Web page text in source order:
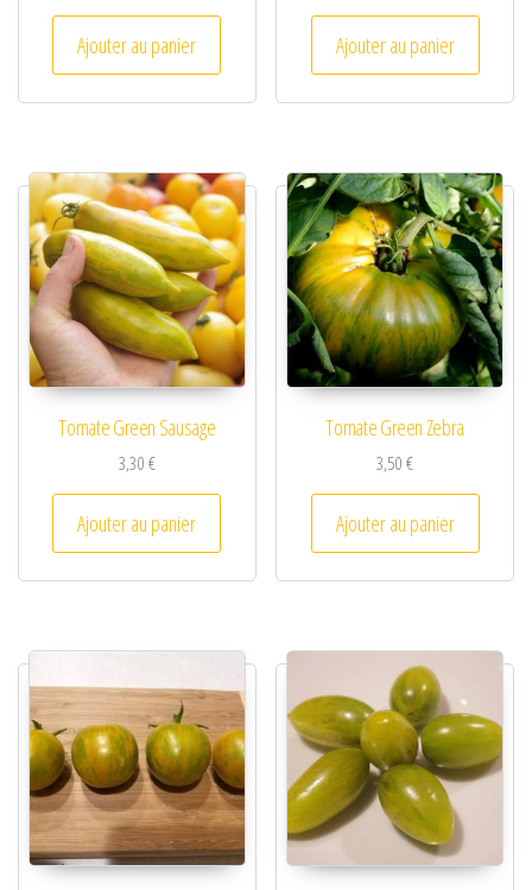
Ajouter au panier Ajouter au panier
Tomate Green Sausage
3,30€
Ajouter au panier
Tomate Green Zebra
3,50€
Ajouter au panier